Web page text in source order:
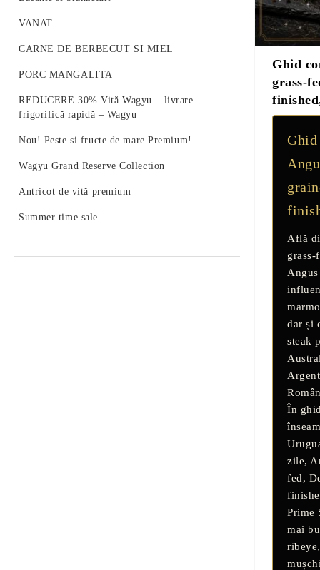
VANAT
CARNE DE BERBECUT SI MIEL
PORC MANGALITA
REDUCERE 30% Vită Wagyu – livrare
frigorifică rapidă – Wagyu
Nou! Peste si fructe de mare Premium!
Wagyu Grand Reserve Collection
Antricot de vită premium
Summer time sale
Ghid
grass-
Află
grass-
dar și
steak
În
zile,
fed,
Prime
mai